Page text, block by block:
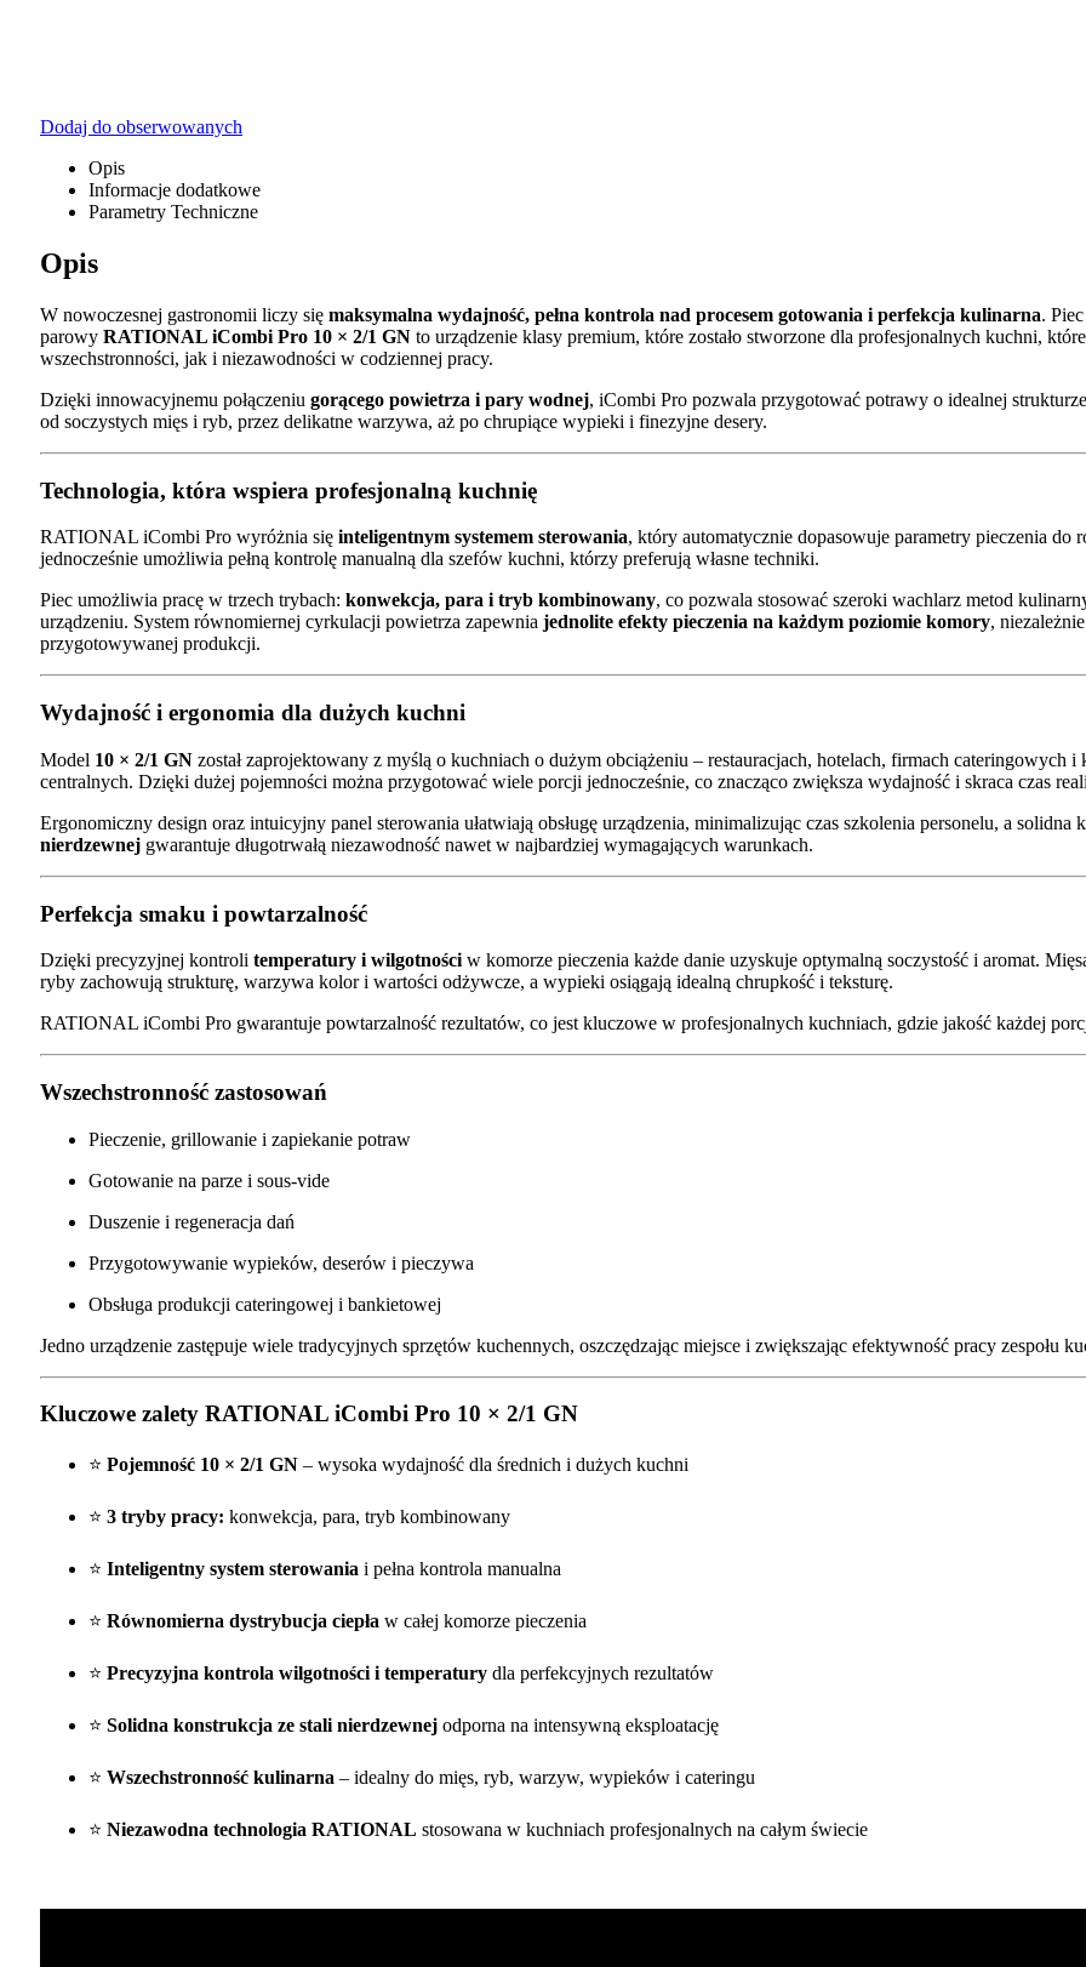
Dodaj do obserwowanych
Opis
Informacje dodatkowe
Parametry Techniczne
Opis
W nowoczesnej gastronomii liczy się maksymalna wydajność, pełna kontrola nad procesem gotowania i perfekcja kulinarna.
parowy RATIONAL iCombi Pro 10 × 2/1 GN to urządzenie klasy premium, które zostało stworzone dla profesjonalnych kuchni,
wszechstronności, jak i niezawodności w codziennej pracy.
Dzięki innowacyjnemu połączeniu gorącego powietrza i pary wodnej, iCombi Pro pozwala przygotować potrawy o idealnej
od soczystych mięs i ryb, przez delikatne warzywa, aż po chrupiące wypieki i finezyjne desery.
Technologia, która wspiera profesjonalną kuchnię
RATIONAL iCombi Pro wyróżnia się inteligentnym systemem sterowania, który automatycznie dopasowuje parametry pieczenia do
jednocześnie umożliwia pełną kontrolę manualną dla szefów kuchni, którzy preferują własne techniki.
Piec umożliwia pracę w trzech trybach: konwekcja, para i tryb kombinowany, co pozwala stosować szeroki wachlarz metod
urządzeniu. System równomiernej cyrkulacji powietrza zapewnia jednolite efekty pieczenia na każdym poziomie komory,
przygotowywanej produkcji.
Wydajność i ergonomia dla dużych kuchni
Model 10 × 2/1 GN został zaprojektowany z myślą o kuchniach o dużym obciążeniu – restauracjach, hotelach, firmach cateringowych i
centralnych. Dzięki dużej pojemności można przygotować wiele porcji jednocześnie, co znacząco zwiększa wydajność i skraca czas
Ergonomiczny design oraz intuicyjny panel sterowania ułatwiają obsługę urządzenia, minimalizując czas szkolenia personelu, a solidna
nierdzewnej gwarantuje długotrwałą niezawodność nawet w najbardziej wymagających warunkach.
Perfekcja smaku i powtarzalność
Dzięki precyzyjnej kontroli temperatury i wilgotności w komorze pieczenia każde danie uzyskuje optymalną soczystość i aromat.
ryby zachowują strukturę, warzywa kolor i wartości odżywcze, a wypieki osiągają idealną chrupkość i teksturę.
RATIONAL iCombi Pro gwarantuje powtarzalność rezultatów, co jest kluczowe w profesjonalnych kuchniach, gdzie jakość każdej
Wszechstronność zastosowań
Pieczenie, grillowanie i zapiekanie potraw
Gotowanie na parze i sous-vide
Duszenie i regeneracja dań
Przygotowywanie wypieków, deserów i pieczywa
Obsługa produkcji cateringowej i bankietowej
Jedno urządzenie zastępuje wiele tradycyjnych sprzętów kuchennych, oszczędzając miejsce i zwiększając efektywność pracy zespołu
Kluczowe zalety RATIONAL iCombi Pro 10 × 2/1 GN
⭐ Pojemność 10 × 2/1 GN – wysoka wydajność dla średnich i dużych kuchni
⭐ 3 tryby pracy: konwekcja, para, tryb kombinowany
⭐ Inteligentny system sterowania i pełna kontrola manualna
⭐ Równomierna dystrybucja ciepła w całej komorze pieczenia
⭐ Precyzyjna kontrola wilgotności i temperatury dla perfekcyjnych rezultatów
⭐ Solidna konstrukcja ze stali nierdzewnej odporna na intensywną eksploatację
⭐ Wszechstronność kulinarna – idealny do mięs, ryb, warzyw, wypieków i cateringu
⭐ Niezawodna technologia RATIONAL stosowana w kuchniach profesjonalnych na całym świecie